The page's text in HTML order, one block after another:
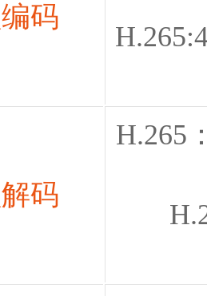
码
码
H.265